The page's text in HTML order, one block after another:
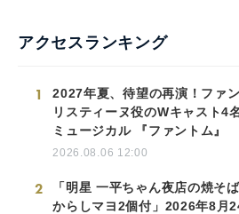
アクセスランキング
1
2027年夏、待望の再演！ファ
リスティーヌ役のWキャスト4
ミュージカル 『ファントム』
2026.08.06 12:00
2
「明星 一平ちゃん夜店の焼そ
からしマヨ2個付」2026年8月